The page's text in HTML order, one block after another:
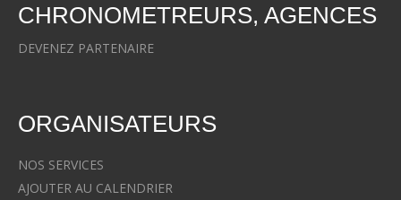
CHRONOMETREURS, AGENCES
DEVENEZ PARTENAIRE
ORGANISATEURS
NOS SERVICES
AJOUTER AU CALENDRIER